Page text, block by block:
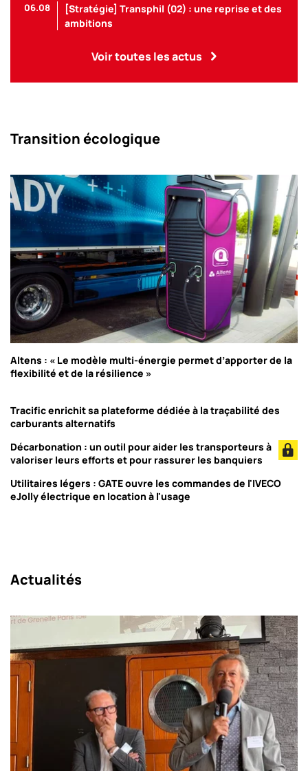
06.08
[Stratégie] Transphil (02) : une reprise et des
ambitions
Voir toutes les actus
Transition écologique
Altens : « Le modèle multi-énergie permet d’apporter de la
flexibilité et de la résilience »
Tracific enrichit sa plateforme dédiée à la traçabilité des
carburants alternatifs
Décarbonation : un outil pour aider les transporteurs à
valoriser leurs efforts et pour rassurer les banquiers
Utilitaires légers : GATE ouvre les commandes de l'IVECO
eJolly électrique en location à l'usage
Actualités